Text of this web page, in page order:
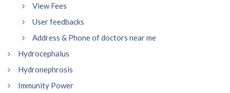
View Fees
User feedbacks
Address & Phone of doctors near me
Hydrocephalus
Hydronephrosis
Immunity Power